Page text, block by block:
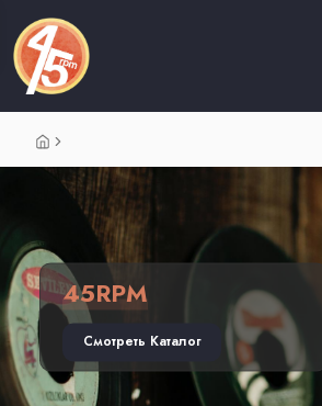
45RPM
Смотреть Каталог